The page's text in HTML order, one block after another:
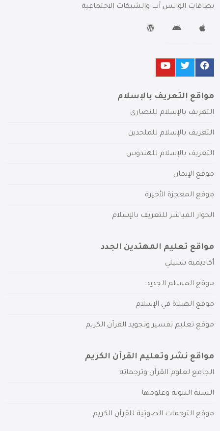
بطاقات الواتس آب والشبكات الاجتماعية
مواقع التعريف بالإسلام
التعريف بالإسلام للنصارى
التعريف بالإسلام للملحدين
التعريف بالإسلام للهندوس
موقع الإيمان
موقع المعجزة الأخيرة
الحوار المباشر للتعريف بالإسلام
مواقع تعليم المهتدين الجدد
أكاديمية سبيلي
موقع المسلم الجديد
موقع الصلاة في الإسلام
موقع تعليم تفسير وتجويد القرآن الكريم
مواقع نشر وتعليم القرآن الكريم
الجامع لعلوم القرآن وترجماته
السنة النبوية وعلومها
موقع الترجمات الصوتية للقرآن الكريم